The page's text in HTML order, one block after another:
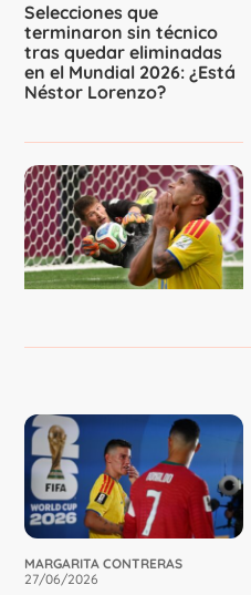
Selecciones que
terminaron sin técnico
tras quedar eliminadas
en el Mundial 2026: ¿Está
Néstor Lorenzo?
MARGARITA CONTRERAS
27/06/2026